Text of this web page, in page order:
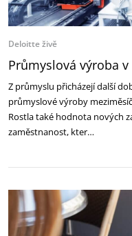
Deloitte živě
Průmyslová výroba
Z průmyslu přicházejí další
průmyslové výroby
Rostla také hodnota nových
zaměstnanost, kter…